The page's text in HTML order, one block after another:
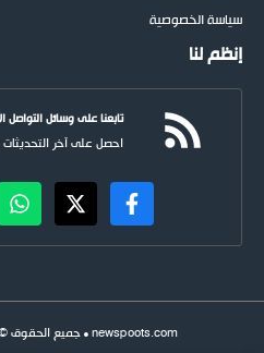
سياسة الخصوصية
إنظم لنا
تابعنا على وسائل التواصل
احصل على آخر
newspoots.com • جميع الحقوق © محفوظة لموقع